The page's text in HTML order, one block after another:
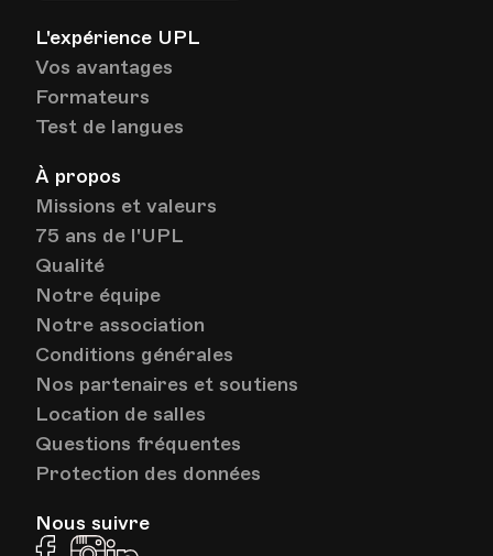
L'expérience UPL
Vos avantages
Formateurs
Test de langues
À propos
Missions et valeurs
75 ans de l'UPL
Qualité
Notre équipe
Notre association
Conditions générales
Nos partenaires et soutiens
Location de salles
Questions fréquentes
Protection des données
Nous suivre
FacebookInstagram